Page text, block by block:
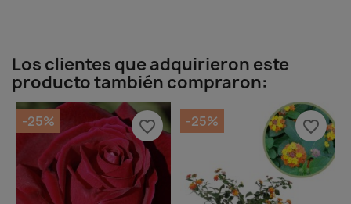
Los clientes que adquirieron este
producto también compraron:
-25% favorite_border -25% favorite_border